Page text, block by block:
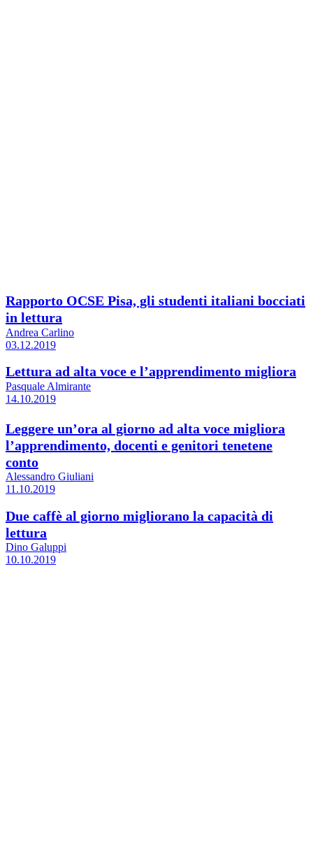
Rapporto OCSE Pisa, gli studenti italiani bocciati
in lettura
Andrea Carlino
03.12.2019
Lettura ad alta voce e l’apprendimento migliora
Pasquale Almirante
14.10.2019
Leggere un’ora al giorno ad alta voce migliora
l’apprendimento, docenti e genitori tenetene
conto
Alessandro Giuliani
11.10.2019
Due caffè al giorno migliorano la capacità di
lettura
Dino Galuppi
10.10.2019